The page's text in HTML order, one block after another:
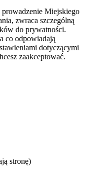
Miejskiego
zwraca szczególną
do prywatności.
co odpowiadają
dotyczącymi
zaakceptować.
stronę)